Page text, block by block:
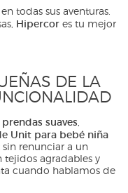
todas sus aventuras.
Hipercor es tu mejor
DE LA
prendas suaves,
Unit para bebé niña
renunciar a un
agradables y
cuando hablamos de